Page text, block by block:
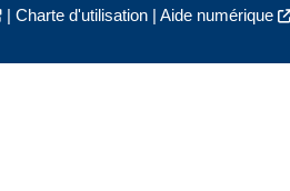
| Charte d'utilisation| Aide numérique